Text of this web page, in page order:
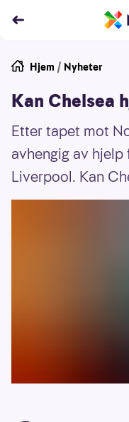
Hjem / Nyheter
Kan Chelsea
Etter tapet mot
avhengig av
Liverpool. Kan